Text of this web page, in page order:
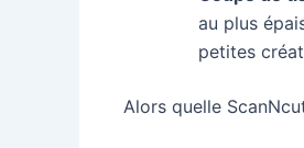
au plus
petites
Alors quelle